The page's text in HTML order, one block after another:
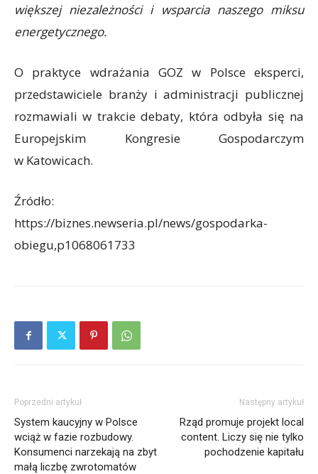
większej niezależności i wsparcia naszego miksu
energetycznego.
O praktyce wdrażania GOZ w Polsce eksperci,
przedstawiciele branży i administracji publicznej
rozmawiali w trakcie debaty, która odbyła się na
Europejskim Kongresie Gospodarczym
w Katowicach.
Źródło:
https://biznes.newseria.pl/news/gospodarka-
obiegu,p1068061733
Poprzedni artykuł
System kaucyjny w Polsce
wciąż w fazie rozbudowy.
Konsumenci narzekają na zbyt
małą liczbę zwrotomatów
Następny artykuł
Rząd promuje projekt local
content. Liczy się nie tylko
pochodzenie kapitału